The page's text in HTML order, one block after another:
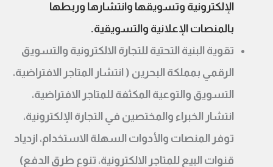
الإلكترونية وتسويقها وانتشارها وربطها
بالمنصات الإعلانية والتسويقية.
تقوية البنية التحتية للتجارة الالكترونية والتسويق
الرقمي بمملكة البحرين ( انتشار المتاجر الافتراضية،
التسويق والتوعية المكثفة للمتاجر الافتراضية،
انتشار الخبراء والمختصين في التجارة الإلكترونية،
توفر المنصات والأدوات السهلة الاستخدام، ازدياد
قنوات البيع للمتاجر الالكترونية، تنوع طرق الدفع)